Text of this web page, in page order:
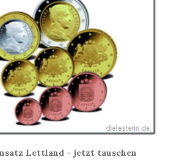
Lettland – jetzt tauschen